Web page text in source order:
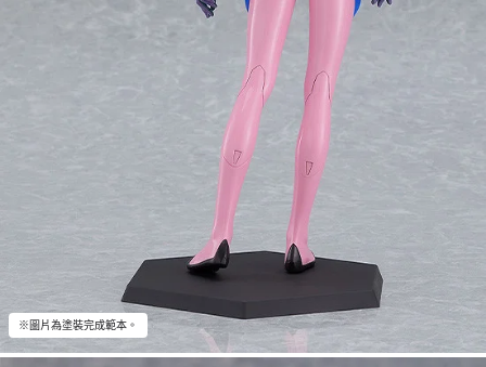
※圖片為塗裝完成範本。